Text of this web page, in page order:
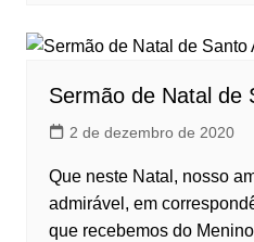
Sermão de Natal de
2 de dezembro de 2020
Que neste Natal, nosso
admirável, em
que recebemos do